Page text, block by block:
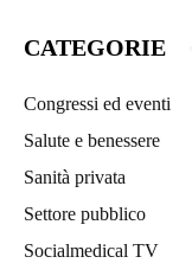
CATEGORIE
Congressi ed eventi
Salute e benessere
Sanità privata
Settore pubblico
Socialmedical TV